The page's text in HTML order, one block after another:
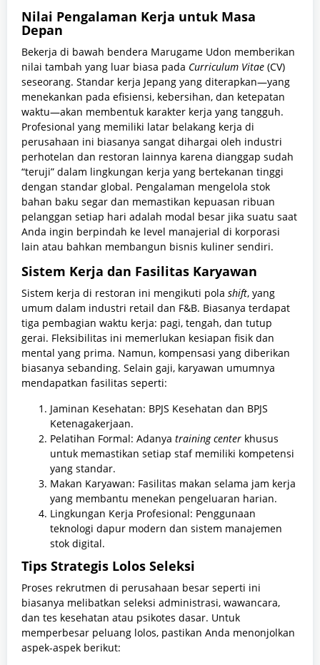
Nilai Pengalaman Kerja untuk Masa
Depan
Bekerja di bawah bendera Marugame Udon memberikan
nilai tambah yang luar biasa pada Curriculum Vitae (CV)
seseorang. Standar kerja Jepang yang diterapkan—yang
menekankan pada efisiensi, kebersihan, dan ketepatan
waktu—akan membentuk karakter kerja yang tangguh.
Profesional yang memiliki latar belakang kerja di
perusahaan ini biasanya sangat dihargai oleh industri
perhotelan dan restoran lainnya karena dianggap sudah
“teruji” dalam lingkungan kerja yang bertekanan tinggi
dengan standar global. Pengalaman mengelola stok
bahan baku segar dan memastikan kepuasan ribuan
pelanggan setiap hari adalah modal besar jika suatu saat
Anda ingin berpindah ke level manajerial di korporasi
lain atau bahkan membangun bisnis kuliner sendiri.
Sistem Kerja dan Fasilitas Karyawan
Sistem kerja di restoran ini mengikuti pola shift, yang
umum dalam industri retail dan F&B. Biasanya terdapat
tiga pembagian waktu kerja: pagi, tengah, dan tutup
gerai. Fleksibilitas ini memerlukan kesiapan fisik dan
mental yang prima. Namun, kompensasi yang diberikan
biasanya sebanding. Selain gaji, karyawan umumnya
mendapatkan fasilitas seperti:
Jaminan Kesehatan: BPJS Kesehatan dan BPJS
Ketenagakerjaan.
Pelatihan Formal: Adanya training center khusus
untuk memastikan setiap staf memiliki kompetensi
yang standar.
Makan Karyawan: Fasilitas makan selama jam kerja
yang membantu menekan pengeluaran harian.
Lingkungan Kerja Profesional: Penggunaan
teknologi dapur modern dan sistem manajemen
stok digital.
Tips Strategis Lolos Seleksi
Proses rekrutmen di perusahaan besar seperti ini
biasanya melibatkan seleksi administrasi, wawancara,
dan tes kesehatan atau psikotes dasar. Untuk
memperbesar peluang lolos, pastikan Anda menonjolkan
aspek-aspek berikut: